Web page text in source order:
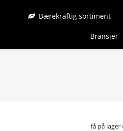
Bærekraftig sortiment
Bransjer
få på lager